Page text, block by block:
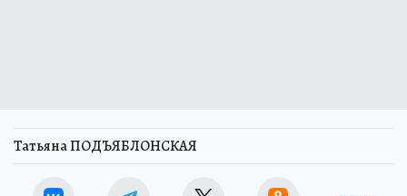
Татьяна ПОДЪЯБЛОНСКАЯ